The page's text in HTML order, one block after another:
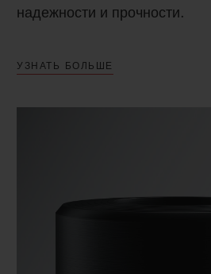
надежности и прочности.
УЗНАТЬ БОЛЬШЕ